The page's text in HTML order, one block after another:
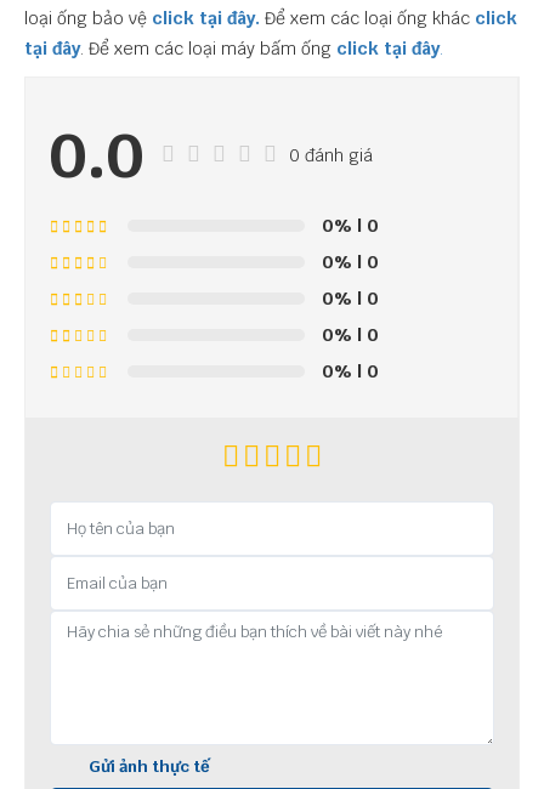
loại ống bảo vệ click tại đây. Để xem các loại ống khác click
tại đây. Để xem các loại máy bấm ống click tại đây.
0.0 0 đánh giá
0% | 0
0% | 0
0% | 0
0% | 0
0% | 0
Gửi ảnh thực tế